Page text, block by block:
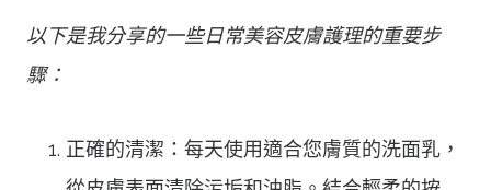
以下是我分享的一些日常美容皮膚護理的重要步
驟：
正確的清潔：每天使用適合您膚質的洗面乳，